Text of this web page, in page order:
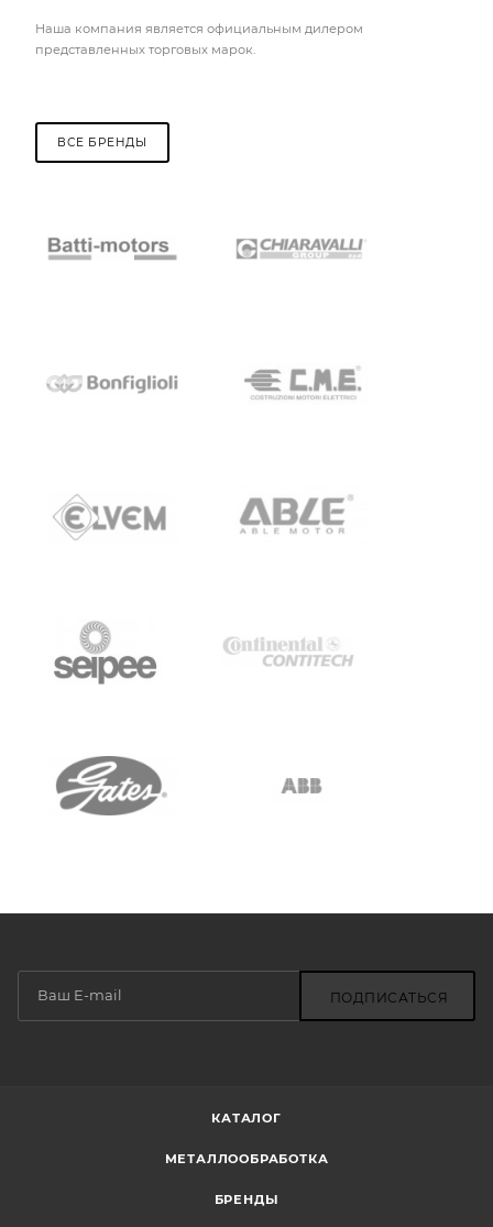
Наша компания является официальным дилером
представленных торговых марок.
ВСЕ БРЕНДЫ
ПОДПИСАТЬСЯ
КАТАЛОГ
МЕТАЛЛООБРАБОТКА
БРЕНДЫ